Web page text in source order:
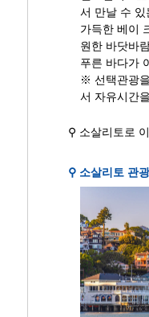
서 만날 수 있
가득한 베이
원한 바닷바
푸른 바다가
※ 선택관광
서 자유시간
⚲ 소살리토로
⚲ 소살리토 관광